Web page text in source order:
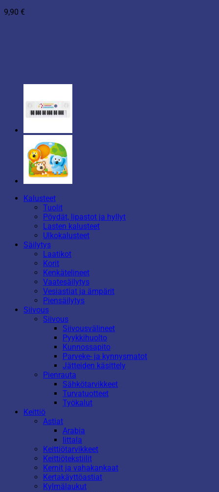
9,90 €
Kalusteet
Tuolit
Pöydät, lipastot ja hyllyt
Lasten kalusteet
Ulkokalusteet
Säilytys
Laatikot
Korit
Kenkätelineet
Vaatesäilytys
Vesiastiat ja ämpärit
Piensäilytys
Siivous
Siivous
Siivousvälineet
Pyykkihuolto
Kunnossapito
Parveke- ja kynnysmatot
Jätteiden käsittely
Pienrauta
Sähkötarvikkeet
Turvatuotteet
Työkalut
Keittiö
Astiat
Arabia
Iittala
Keittiötarvikkeet
Keittiötekstiilit
Kernit ja vahakankaat
Kertakäyttöastiat
Kylmälaukut